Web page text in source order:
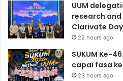
UUM
research
Clarivate
22 hours ago
SUKUM Ke-
capai fasa
23 hours ago